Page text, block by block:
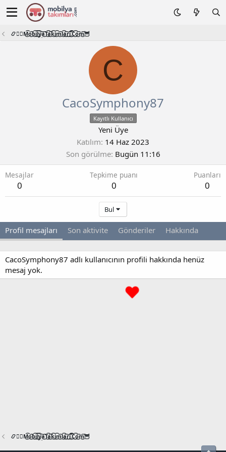
📿🧙‍♂️M͜͡o͜͡b͜͡i͜͡l͜͡y͜͡a͜͡T͜͡a͜͡k͜͡i͜͡m͜͡l͜͡a͜͡r͜͡i͜͡.͜͡C͜͡o͜͡m͜͡🦉
C
CacoSymphony87
Kayıtlı Kullanıcı
Yeni Üye
Katılım 14 Haz 2023
Son görülme Bugün 11:16
Mesajlar
0
Tepkime puanı
0
Puanları
0
Bul
Profil mesajları Son aktivite Gönderiler Hakkında
CacoSymphony87 adlı kullanıcının profili hakkında henüz
mesaj yok.
📿🧙‍♂️M͜͡o͜͡b͜͡i͜͡l͜͡y͜͡a͜͡T͜͡a͜͡k͜͡i͜͡m͜͡l͜͡a͜͡r͜͡i͜͡.͜͡C͜͡o͜͡m͜͡🦉